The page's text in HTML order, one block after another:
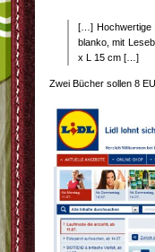
[…] Hochwertige
blanko, mit
x L 15 cm […]
Zwei Bücher sollen 8